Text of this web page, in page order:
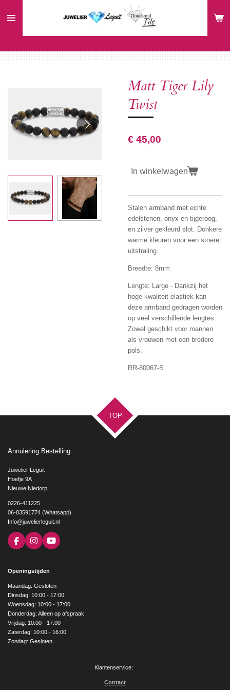
direct
hoofdinhoud
Matt Tiger Lily
Twist
€ 45,00
In winkelwagen
Stalen armband met echte
edelstenen, onyx en tijgeroog,
en zilver gekleurd slot. Donkere
warme kleuren voor een stoere
uitstraling.
Breedte: 8mm
Lengte: Large - Dankzij het
hoge kwaliteit elastiek kan
deze armband gedragen worden
op veel verschillende lengtes.
Zowel geschikt voor mannen
als vrouwen met een bredere
pols.
RR-80067-S
TOP
Annulering Bestelling
Juwelier Leguit
Hoefje 9A
Nieuwe Niedorp
0226-411225
06-83591774 (Whatsapp)
Info@juwelierleguit.nl
F
a
b
o
k
I
n
a
g
r
a
m
Y
o
e
Openingstijden
Maandag: Gesloten
Dinsdag: 10:00 - 17:00
Woensdag: 10:00 - 17:00
Donderdag: Alleen op afspraak
Vrijdag: 10:00 - 17:00
Zaterdag: 10:00 - 16:00
Zondag: Gesloten
Klantenservice:
Contact